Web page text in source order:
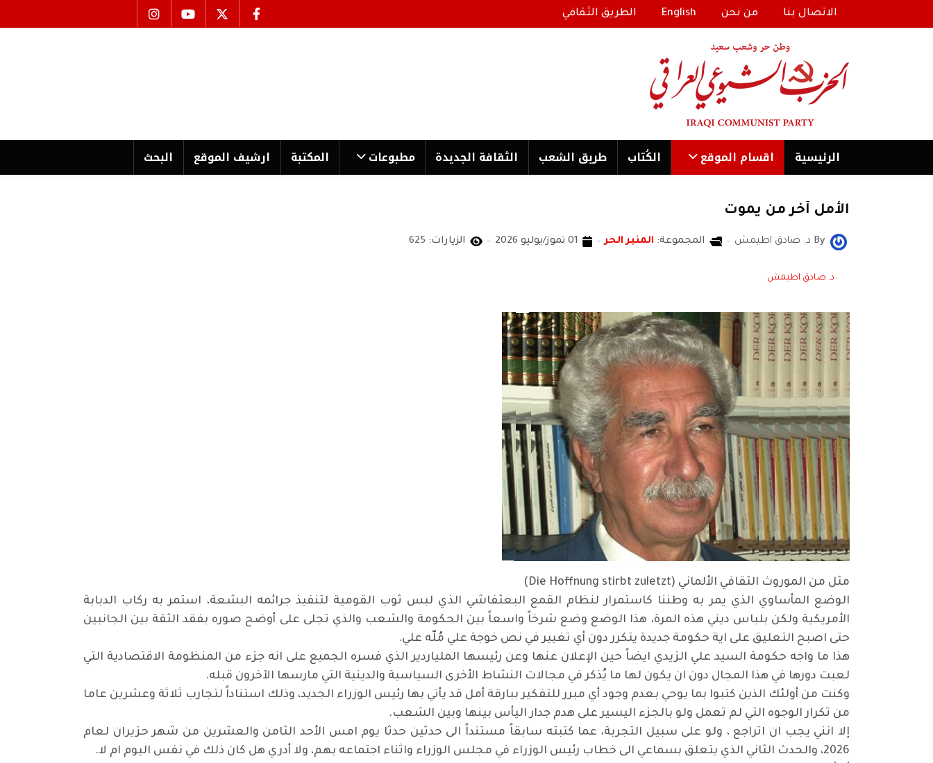
الاتصال بنا من نحن English الطريق الثقافي
الرئیسية اقسام الموقع الكُتاب طریق الشعب الثقافة الجدیدة مطبوعات المكتبة ارشیف الموقع البحث
الأمل آخر من يموت
By د. صادق اطيمش المجموعة: المنبر الحر 01 تموز/يوليو 2026 الزيارات: 625
د. صادق اطيمش
مثل من الموروث الثقافي الألماني (Die Hoffnung stirbt zuletzt)
الوضع المأساوي الذي يمر به وطننا كاستمرار لنظام القمع البعثفاشي الذي لبس ثوب القومية لتنفيذ جرائمه البشعة، استمر به ركاب الدبابة
الأمريكية ولكن بلباس ديني هذه المرة، هذا الوضع وضع شرخاً واسعاً بين الحكومة والشعب والذي تجلى على أوضح صوره بفقد الثقة بين الجانبين
حتى اصبح التعليق على اية حكومة جديدة يتكرر دون أي تغيير في نص خوجة علي مُلّه علي.
هذا ما واجه حكومة السيد علي الزيدي ايضاً حين الإعلان عنها وعن رئيسها الملياردير الذي فسره الجميع على انه جزء من المنظومة الاقتصادية التي
لعبت دورها في هذا المجال دون ان يكون لها ما يُذكر في مجالات النشاط الأخرى السياسية والدينية التي مارسها الآخرون قبله.
وكنت من أولئك الذين كتبوا بما يوحي بعدم وجود أي مبرر للتفكير ببارقة أمل قد يأتي بها رئيس الوزراء الجديد، وذلك استناداً لتجارب ثلاثة وعشرين عاما
من تكرار الوجوه التي لم تعمل ولو بالجزء اليسير على هدم جدار اليأس بينها وبين الشعب.
إلا انني يجب ان اتراجع ، ولو على سبيل التجربة، عما كتبته سابقاً مستنداً الى حدثين حدثا يوم امس الأحد الثامن والعشرين من شهر حزيران لعام
2026، والحدث الثاني الذي يتعلق بسماعي الى خطاب رئيس الوزراء في مجلس الوزراء واثناء اجتماعه بهم، ولا أدري هل كان ذلك في نفس اليوم ام لا.